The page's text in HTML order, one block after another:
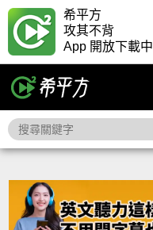
希平方
攻其不背
App 開放下載中